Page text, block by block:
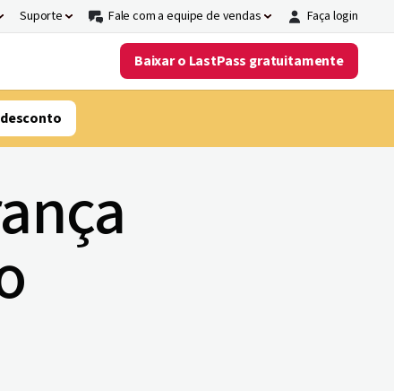
Suporte Fale com a equipe de vendas Faça login
Baixar o LastPass gratuitamente